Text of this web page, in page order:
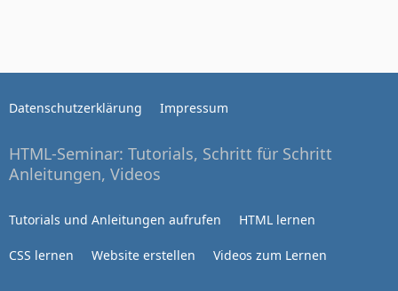
Datenschutzerklärung Impressum
HTML-Seminar: Tutorials, Schritt für Schritt
Anleitungen, Videos
Tutorials und Anleitungen aufrufen HTML lernen
CSS lernen Website erstellen Videos zum Lernen